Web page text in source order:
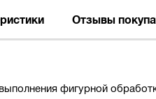
Отзывы
фигурной